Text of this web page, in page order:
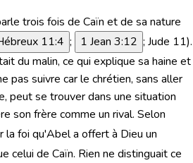
trois fois de Caïn et de sa nature
11:4 ; 1 Jean 3:12 ; Jude 11).
du malin, ce qui explique sa haine et
pas suivre car le chrétien, sans aller
peut se trouver dans une situation
son frère comme un rival. Selon
la foi qu'Abel a offert à Dieu un
celui de Caïn. Rien ne distinguait ce